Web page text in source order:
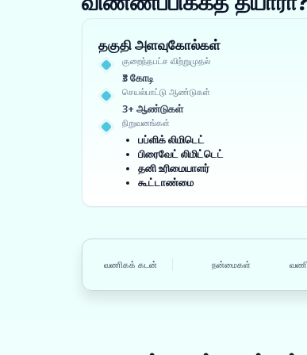
தகுதி அளவுகோல்கள்
குறைந்தபட்ச விற்றுமுதல்
₹3 கோடி
செயல்பாட்டு ஆண்டுகள்
3+ ஆண்டுகள்
நிறுவனங்கள்
பப்ளிக் லிமிடெட்
பிரைவேட் லிமிட்டெட்
தனி உரிமையாளர்
கூட்டாண்மை
வணிகக் கடன் நன்மைகள்